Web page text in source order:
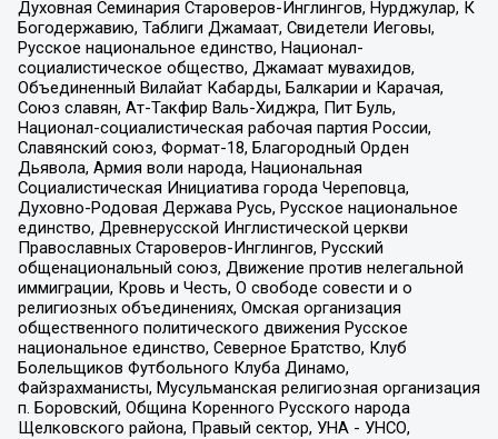
Духовная Семинария Староверов-Инглингов, Нурджулар, К
Богодержавию, Таблиги Джамаат, Свидетели Иеговы,
Русское национальное единство, Национал-
социалистическое общество, Джамаат мувахидов,
Объединенный Вилайат Кабарды, Балкарии и Карачая,
Союз славян, Ат-Такфир Валь-Хиджра, Пит Буль,
Национал-социалистическая рабочая партия России,
Славянский союз, Формат-18, Благородный Орден
Дьявола, Армия воли народа, Национальная
Социалистическая Инициатива города Череповца,
Духовно-Родовая Держава Русь, Русское национальное
единство, Древнерусской Инглистической церкви
Православных Староверов-Инглингов, Русский
общенациональный союз, Движение против нелегальной
иммиграции, Кровь и Честь, О свободе совести и о
религиозных объединениях, Омская организация
общественного политического движения Русское
национальное единство, Северное Братство, Клуб
Болельщиков Футбольного Клуба Динамо,
Файзрахманисты, Мусульманская религиозная организация
п. Боровский, Община Коренного Русского народа
Щелковского района, Правый сектор, УНА - УНСО,